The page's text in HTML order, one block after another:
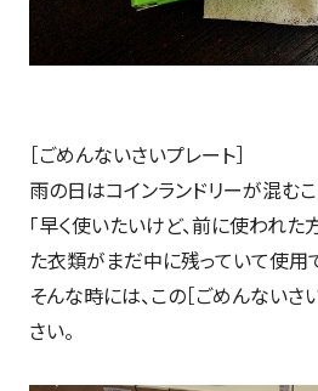
［ごめんないさいプレート］
雨の日はコインランドリーが混むこ
「早く使いたいけど、前に使われ
た衣類がまだ中に残っていて使用
そんな時には、この［ごめんないさ
さい。